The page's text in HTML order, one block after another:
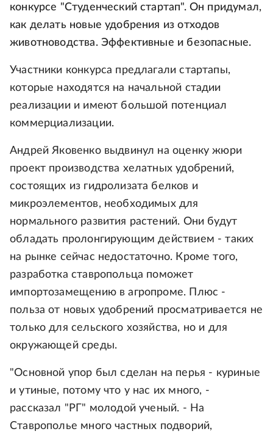
конкурсе "Студенческий стартап". Он придумал,
как делать новые удобрения из отходов
животноводства. Эффективные и безопасные.
Участники конкурса предлагали стартапы,
которые находятся на начальной стадии
реализации и имеют большой потенциал
коммерциализации.
Андрей Яковенко выдвинул на оценку жюри
проект производства хелатных удобрений,
состоящих из гидролизата белков и
микроэлементов, необходимых для
нормального развития растений. Они будут
обладать пролонгирующим действием - таких
на рынке сейчас недостаточно. Кроме того,
разработка ставропольца поможет
импортозамещению в агропроме. Плюс -
польза от новых удобрений просматривается не
только для сельского хозяйства, но и для
окружающей среды.
"Основной упор был сделан на перья - куриные
и утиные, потому что у нас их много, -
рассказал "РГ" молодой ученый. - На
Ставрополье много частных подворий,